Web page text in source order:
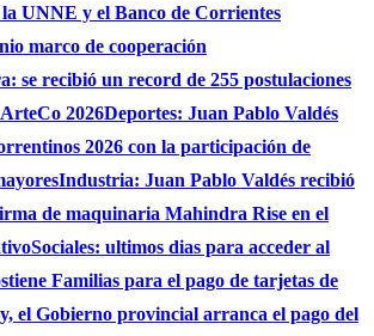
UNNE y el Banco de Corrientes
marco de cooperación
se recibió un record de 255 postulaciones
2026Deportes: Juan Pablo Valdés
2026 con la participación de
Industria: Juan Pablo Valdés recibió
de maquinaria Mahindra Rise en el
Sociales: ultimos dias para acceder al
Familias para el pago de tarjetas de
el Gobierno provincial arranca el pago del